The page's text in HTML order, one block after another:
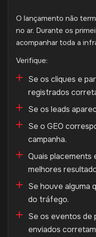
O lançamento não
no ar. Durante os
acompanhar toda a
Verifique:
Se os cliques e
registrados
Se os leads
Se o GEO
campanha.
Quais placements
melhores
Se houve alguma
do tráfego.
Se os eventos de
enviados